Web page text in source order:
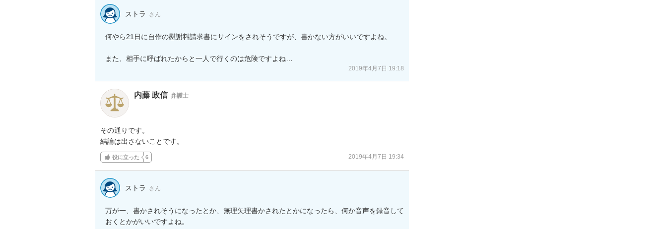
ストラ さん
何やら21日に自作の慰謝料請求書にサインをされそうですが、書かない方がいいですよね。
また、相手に呼ばれたからと一人で行くのは危険ですよね…
2019年4月7日 19:18
内藤 政信 弁護士
その通りです。
結論は出さないことです。
役に立った 6 2019年4月7日 19:34
ストラ さん
万が一、書かされそうになったとか、無理矢理書かされたとかになったら、何か音声を録音して
おくとかがいいですよね。